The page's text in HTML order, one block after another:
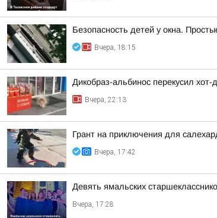
Безопасность детей у окна.
Вчера, 18:15
Дикобраз-альбинос перекусил
Вчера, 22:13
Грант на приключения для
Вчера, 17:42
Девять ямальских
Вчера, 17:28